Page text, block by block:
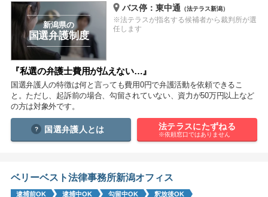
窃盗 逮捕 示談
新潟県の
国選弁護制度
バス停：東中通 （法テラス新潟）
※法テラスが指名する候補者から裁判所が選
任します
『私選の弁護士費用が払えない…』
国選弁護人の特徴は何と言っても費用0円で弁護活動を依頼できるこ
と。ただし、起訴前の場合、勾留されていない、資力が50万円以上など
の方は対象外です。
国選弁護人とは 法テラスにたずねる
※依頼窓口ではありません
ベリーベスト法律事務所新潟オフィス
逮捕前OK 逮捕中OK 勾留中OK 釈放後OK